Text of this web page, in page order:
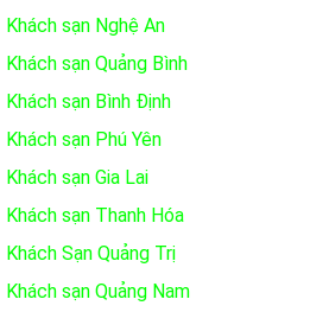
Khách sạn Nghệ An
Khách sạn Quảng Bình
Khách sạn Bình Định
Khách sạn Phú Yên
Khách sạn Gia Lai
Khách sạn Thanh Hóa
Khách Sạn Quảng Trị
Khách sạn Quảng Nam